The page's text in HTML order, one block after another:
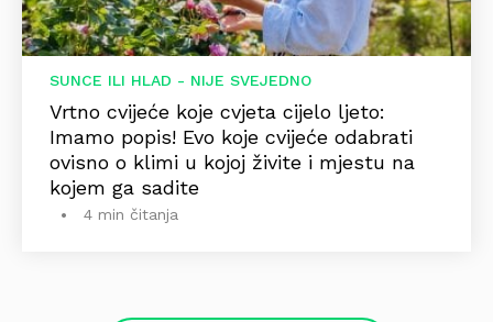
SUNCE ILI HLAD - NIJE SVEJEDNO
Vrtno cvijeće koje cvjeta cijelo ljeto:
Imamo popis! Evo koje cvijeće odabrati
ovisno o klimi u kojoj živite i mjestu na
kojem ga sadite
4 min čitanja